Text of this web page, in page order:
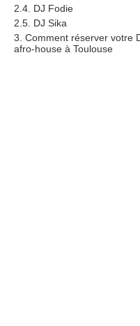
2.4. DJ Fodie
2.5. DJ Sika
3. Comment réserver votre
afro-house à Toulouse